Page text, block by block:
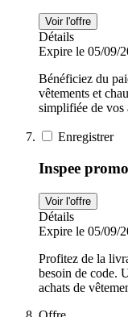
Voir l'offre
Détails
Expire le 05/09/
Bénéficiez du
vêtements et
simplifiée de vos
Enregistrer
Inspee
Voir l'offre
Détails
Expire le 05/09/
Profitez de la
besoin de code.
achats de